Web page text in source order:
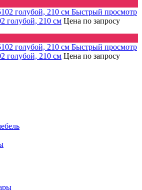
Быстрый просмотр
210 см Цена по запросу
Быстрый просмотр
210 см Цена по запросу